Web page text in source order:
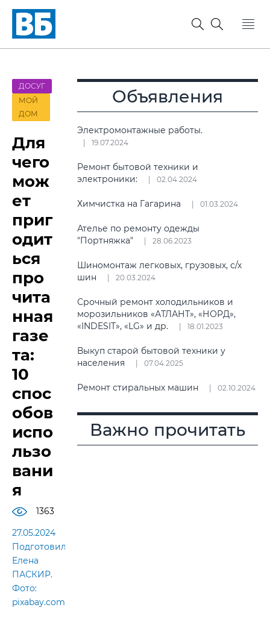
ДОСУГ
МОЙ
ДОМ
Для
чего
мож
ет
приг
одит
ься
про
чита
нная
газе
та:
10
спос
обов
испо
льзо
вани
я
1363
27.05.2024
Подготовила
Елена
ПАСКИР.
Фото:
pixabay.com
Объявления
Электромонтажные работы.
19.07.2024
Ремонт бытовой техники и
электроники:
02.04.2024
Химчистка на Гагарина 01.03.2024
Ателье по ремонту одежды
"Портняжка"
28.06.2023
Шиномонтаж легковых, грузовых, с/х
шин
20.03.2024
Срочный ремонт холодильников и
морозильников «АТЛАНТ», «НОРД»,
«INDESIT», «LG» и др.
18.01.2023
Выкуп старой бытовой техники у
населения
07.04.2025
Ремонт стиральных машин 02.10.2024
Важно прочитать